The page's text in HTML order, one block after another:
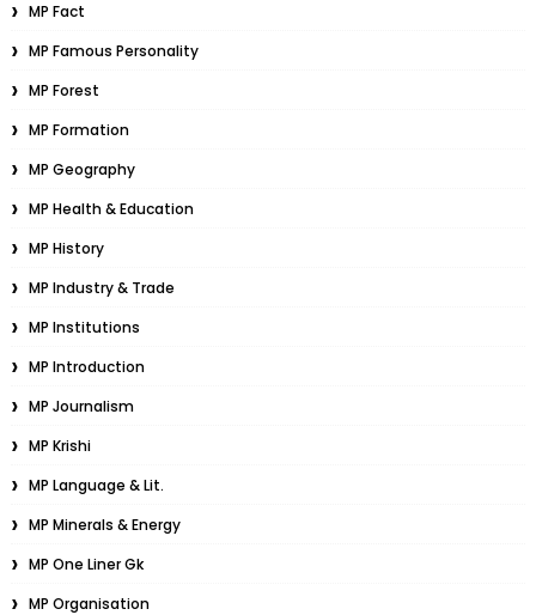
MP Fact
MP Famous Personality
MP Forest
MP Formation
MP Geography
MP Health & Education
MP History
MP Industry & Trade
MP Institutions
MP Introduction
MP Journalism
MP Krishi
MP Language & Lit.
MP Minerals & Energy
MP One Liner Gk
MP Organisation